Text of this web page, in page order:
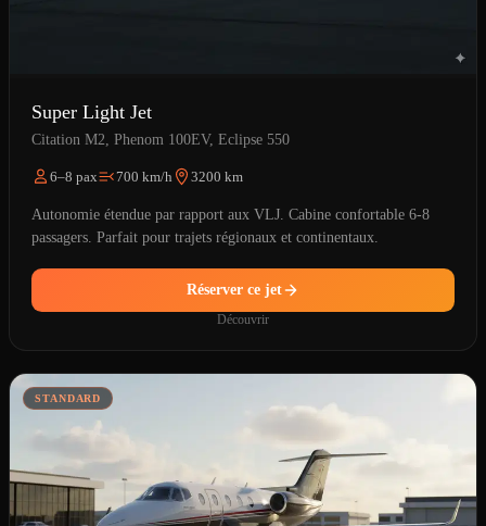
Super Light Jet
Citation M2, Phenom 100EV, Eclipse 550
6–8 pax 700 km/h 3200 km
Autonomie étendue par rapport aux VLJ. Cabine confortable 6-8
passagers. Parfait pour trajets régionaux et continentaux.
Réserver ce jet
Découvrir
STANDARD